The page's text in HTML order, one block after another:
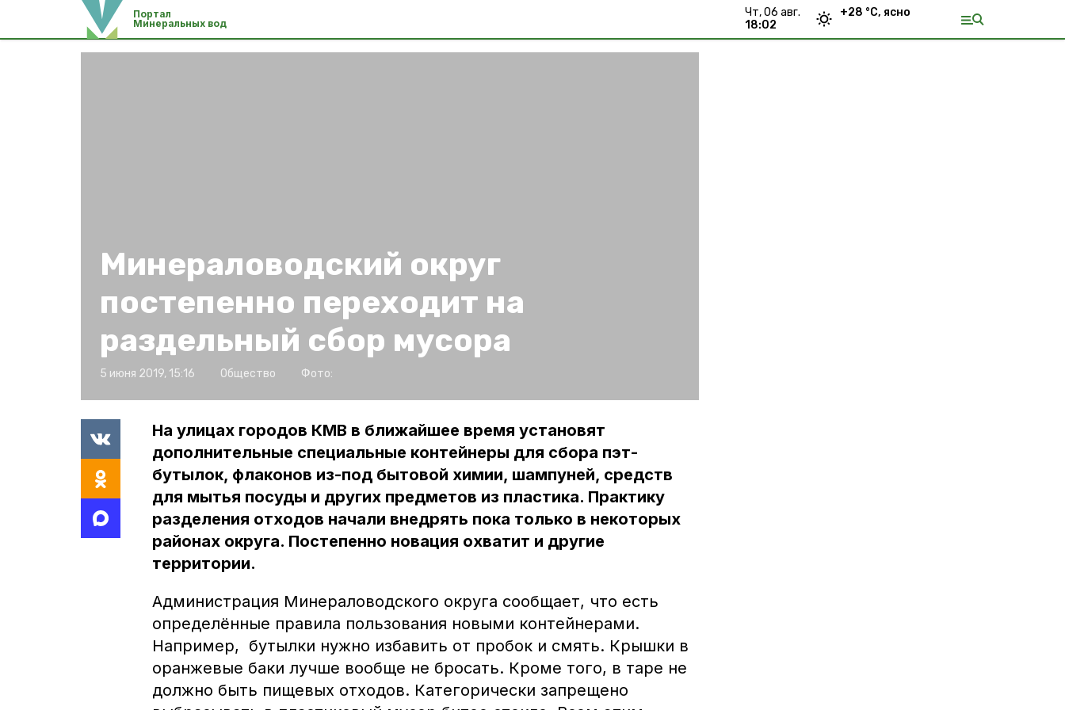
Портал
Минеральных вод
чт, 06 авг.
18:02
+28 °С, ясно
Минераловодский округ
постепенно переходит на
раздельный сбор мусора
5 июня 2019, 15:16 Общество Фото:
На улицах городов КМВ в ближайшее время установят
дополнительные специальные контейнеры для сбора пэт-
бутылок, флаконов из-под бытовой химии, шампуней, средств
для мытья посуды и других предметов из пластика. Практику
разделения отходов начали внедрять пока только в некоторых
районах округа. Постепенно новация охватит и другие
территории.
Администрация Минераловодского округа сообщает, что есть
определённые правила пользования новыми контейнерами.
Например, бутылки нужно избавить от пробок и смять. Крышки в
оранжевые баки лучше вообще не бросать. Кроме того, в таре не
должно быть пищевых отходов. Категорически запрещено